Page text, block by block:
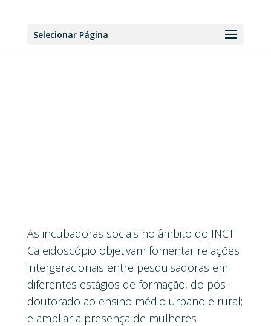
Selecionar Página
As incubadoras sociais no âmbito do INCT
Caleidoscópio objetivam fomentar relações
intergeracionais entre pesquisadoras em
diferentes estágios de formação, do pós-
doutorado ao ensino médio urbano e rural;
e ampliar a presença de mulheres